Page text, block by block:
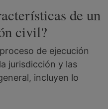
de un
civil?
de ejecución
jurisdicción y las
incluyen lo